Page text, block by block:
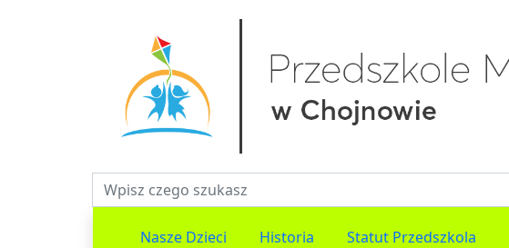
Fraza do wyszukiwania
Nasze Dzieci Historia Statut Przedszkola